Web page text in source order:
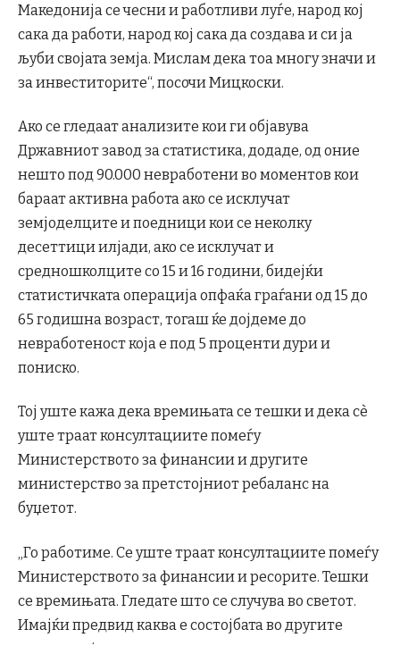
Македонија се чесни и работливи луѓе, народ кој
сака да работи, народ кој сака да создава и си ја
љуби својата земја. Мислам дека тоа многу значи и
за инвеститорите“, посочи Мицкоски.
Ако се гледаат анализите кои ги објавува
Државниот завод за статистика, додаде, од оние
нешто под 90.000 невработени во моментов кои
бараат активна работа ако се исклучат
земјоделците и поедници кои се неколку
десеттици илјади, ако се исклучат и
средношколците со 15 и 16 години, бидејќи
статистичката операција опфаќа граѓани од 15 до
65 годишна возраст, тогаш ќе дојдеме до
невработеност која е под 5 проценти дури и
пониско.
Тој уште кажа дека времињата се тешки и дека сѐ
уште траат консултациите помеѓу
Министерството за финансии и другите
министерство за претстојниот ребаланс на
буџетот.
„Го работиме. Се уште траат консултациите помеѓу
Министерството за финансии и ресорите. Тешки
се времињата. Гледате што се случува во светот.
Имајќи предвид каква е состојбата во другите